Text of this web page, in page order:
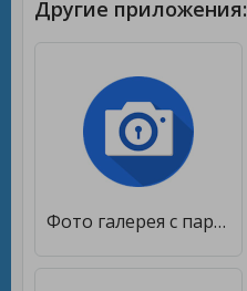
Другие приложения:
Фото галерея с паролем - Сейф [Unlocked]